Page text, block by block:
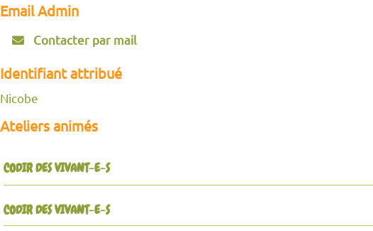
Email Admin
Contacter par mail
Identifiant attribué
Nicobe
Ateliers animés
CODIR DES VIVANT-E-S
CODIR DES VIVANT-E-S